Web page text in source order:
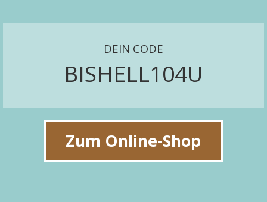
DEIN CODE
BISHELL104U
Zum Online-Shop